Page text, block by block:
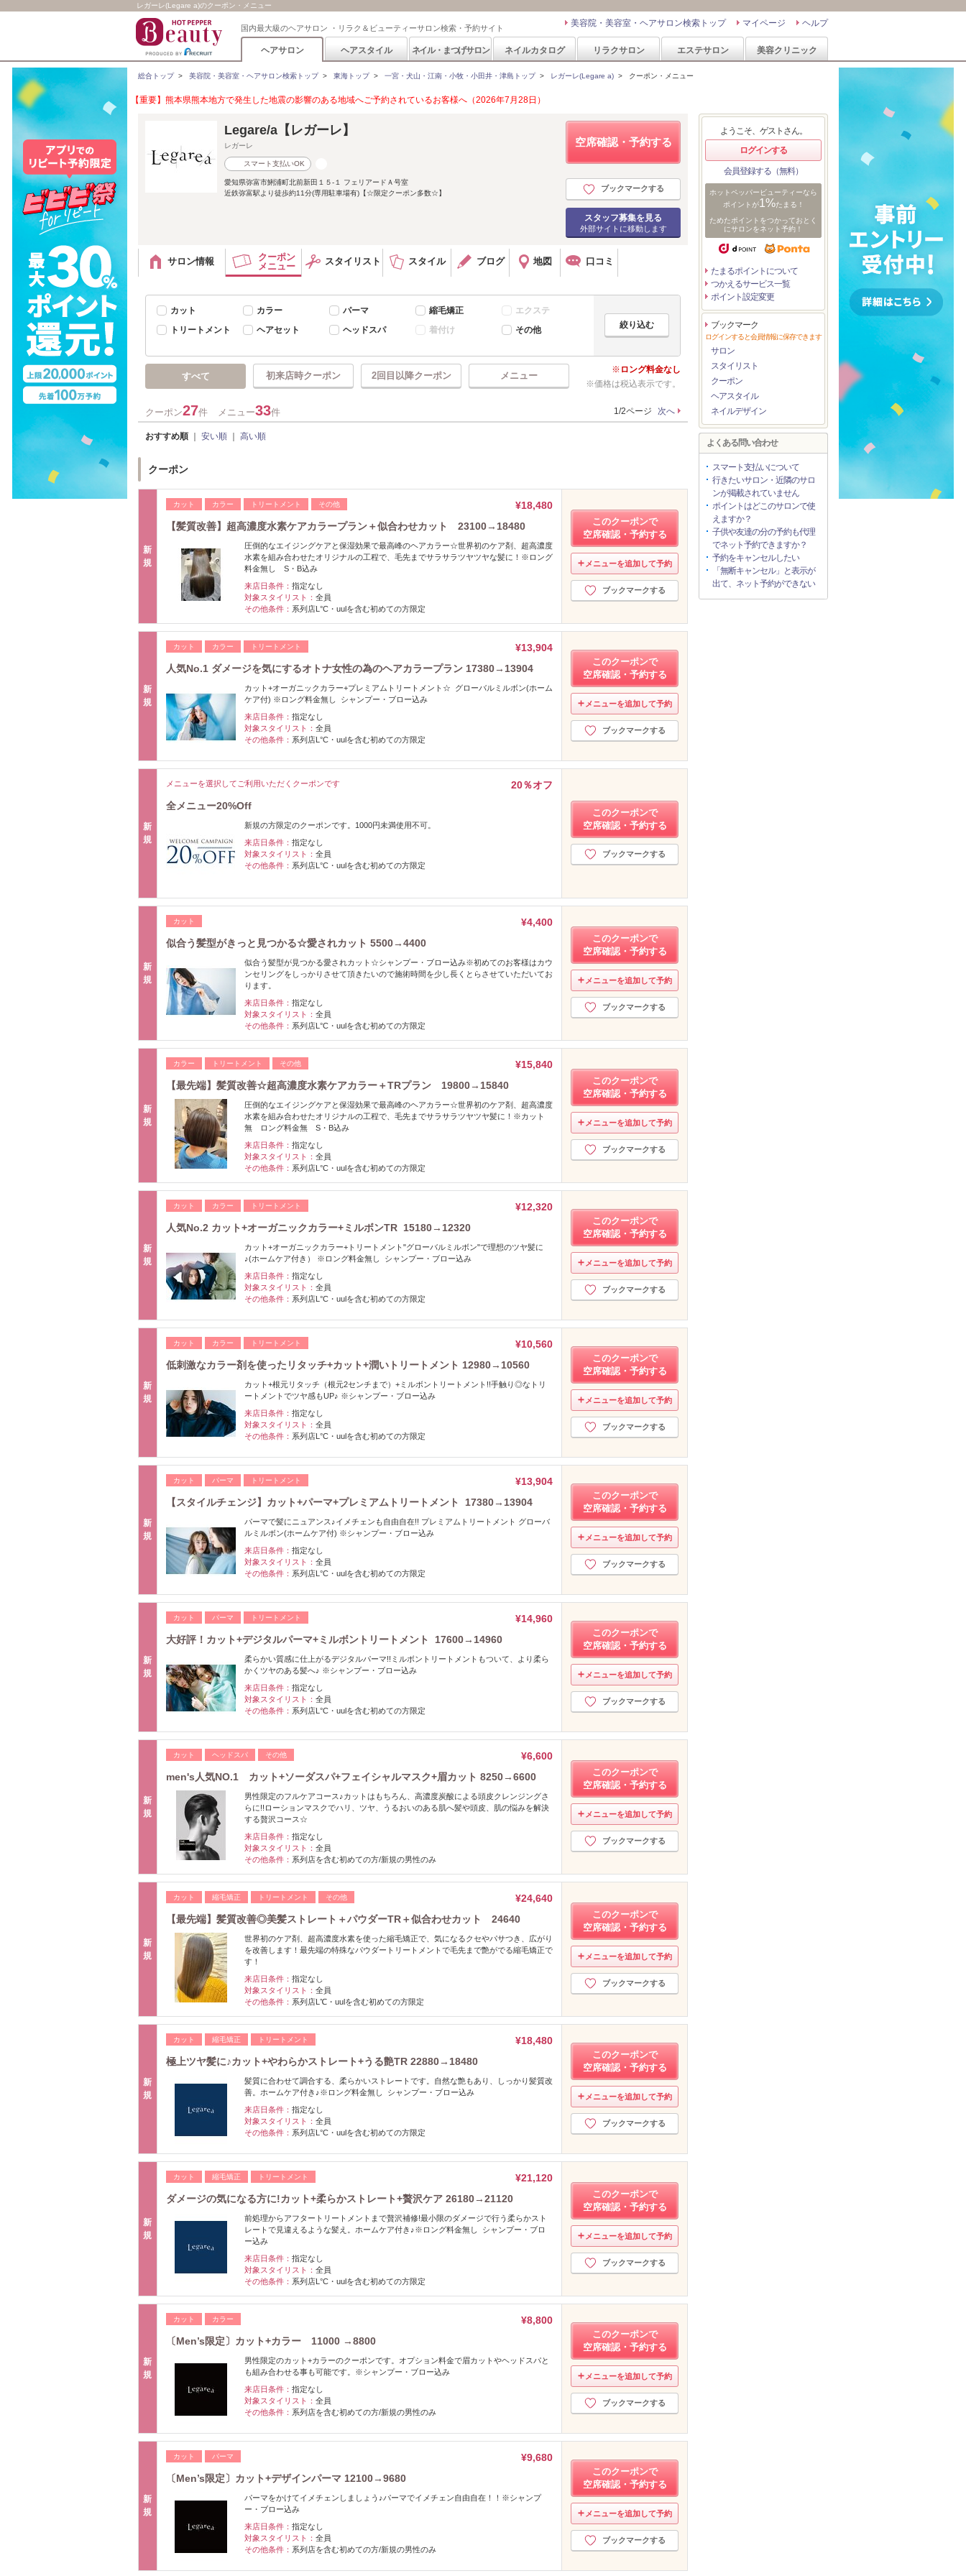
レガーレ(Legare a)のクーポン・メニュー
国内最大級のヘアサロン ・リラク＆ビューティーサロン検索・予約サイト ヘルプ
マイページ
美容院・美容室・ヘアサロン検索トップ
ヘアサロン ヘアスタイル ネイル・まつげサロン ネイルカタログ リラクサロン エステサロン 美容クリニック
総合トップ> 美容院・美容室・ヘアサロン検索トップ> 東海トップ> 一宮・犬山・江南・小牧・小田井・津島トップ> レガーレ(Legare a) > クーポン・メニュー
【重要】熊本県熊本地方で発生した地震の影響のある地域へご予約されているお客様へ（2026年7月28日）
空席確認・予約する
ブックマークする
スタッフ募集を見る
外部サイトに移動します
Legare/a【レガーレ】
レガーレ
スマート支払いOK
愛知県弥富市鯏浦町北前新田１５‐１ フェリアードＡ号室
近鉄弥富駅より徒歩約11分(専用駐車場有)【☆限定クーポン多数☆】
サロン情報
クーポン
メニュー
スタイリスト スタイル ブログ 地図 口コミ
カット カラー パーマ 縮毛矯正
エクステ
トリートメント
ヘアセット ヘッドスパ 着付け その他
すべて 初来店時クーポン 2回目以降クーポン メニュー
ロング料金なし
価格は税込表示です。
クーポン27件 メニュー33件 1/2ページ 次へ
おすすめ順 ｜ 安い順 ｜ 高い順
クーポン
新
規
カット カラー トリートメント その他
¥18,480
【髪質改善】超高濃度水素ケアカラープラン＋似合わせカット 23100→18480
圧倒的なエイジングケアと保湿効果で最高峰のヘアカラー☆世界初のケア剤、超高濃度
水素を組み合わせたオリジナルの工程で、毛先までサラサラツヤツヤな髪に！※ロング
料金無し S・B込み
来店日条件： 指定なし
対象スタイリスト： 全員
その他条件： 系列店L°C・uulを含む初めての方限定
このクーポンで
空席確認・予約する
メニューを追加して予約
ブックマークする
新
規
カット カラー トリートメント
¥13,904
人気No.1 ダメージを気にするオトナ女性の為のヘアカラープラン 17380→13904
カット+オーガニックカラー+プレミアムトリートメント☆ グローバルミルボン(ホーム
ケア付) ※ロング料金無し シャンプー・ブロー込み
来店日条件： 指定なし
対象スタイリスト： 全員
その他条件： 系列店L°C・uulを含む初めての方限定
このクーポンで
空席確認・予約する
メニューを追加して予約
ブックマークする
新
規
メニューを選択してご利用いただくクーポンです
20％オフ
全メニュー20%Off
新規の方限定のクーポンです。1000円未満使用不可。
来店日条件： 指定なし
対象スタイリスト： 全員
その他条件： 系列店L°C・uulを含む初めての方限定
このクーポンで
空席確認・予約する
ブックマークする
新
規
カット
¥4,400
似合う髪型がきっと見つかる☆愛されカット 5500→4400
似合う髪型が見つかる愛されカット☆シャンプー・ブロー込み※初めてのお客様はカウ
ンセリングをしっかりさせて頂きたいので施術時間を少し長くとらさせていただいてお
ります。
来店日条件： 指定なし
対象スタイリスト： 全員
その他条件： 系列店L°C・uulを含む初めての方限定
このクーポンで
空席確認・予約する
メニューを追加して予約
ブックマークする
新
規
カラー トリートメント その他
¥15,840
【最先端】髪質改善☆超高濃度水素ケアカラー＋TRプラン 19800→15840
圧倒的なエイジングケアと保湿効果で最高峰のヘアカラー☆世界初のケア剤、超高濃度
水素を組み合わせたオリジナルの工程で、毛先までサラサラツヤツヤ髪に！※カット
無 ロング料金無 S・B込み
来店日条件： 指定なし
対象スタイリスト： 全員
その他条件： 系列店L°C・uulを含む初めての方限定
このクーポンで
空席確認・予約する
メニューを追加して予約
ブックマークする
新
規
カット カラー トリートメント
¥12,320
人気No.2 カット+オーガニックカラー+ミルボンTR 15180→12320
カット+オーガニックカラー+トリートメント"グローバルミルボン"で理想のツヤ髪に
♪(ホームケア付き） ※ロング料金無し シャンプー・ブロー込み
来店日条件： 指定なし
対象スタイリスト： 全員
その他条件： 系列店L°C・uulを含む初めての方限定
このクーポンで
空席確認・予約する
メニューを追加して予約
ブックマークする
新
規
カット カラー トリートメント
¥10,560
低刺激なカラー剤を使ったリタッチ+カット+潤いトリートメント 12980→10560
カット+根元リタッチ（根元2センチまで）+ミルボントリートメント!!手触り◎なトリ
ートメントでツヤ感もUP♪ ※シャンプー・ブロー込み
来店日条件： 指定なし
対象スタイリスト： 全員
その他条件： 系列店L°C・uulを含む初めての方限定
このクーポンで
空席確認・予約する
メニューを追加して予約
ブックマークする
新
規
カット パーマ トリートメント
¥13,904
【スタイルチェンジ】カット+パーマ+プレミアムトリートメント 17380→13904
パーマで髪にニュアンス♪イメチェンも自由自在!! プレミアムトリートメント グローバ
ルミルボン(ホームケア付) ※シャンプー・ブロー込み
来店日条件： 指定なし
対象スタイリスト： 全員
その他条件： 系列店L°C・uulを含む初めての方限定
このクーポンで
空席確認・予約する
メニューを追加して予約
ブックマークする
新
規
カット パーマ トリートメント
¥14,960
大好評！カット+デジタルパーマ+ミルボントリートメント 17600→14960
柔らかい質感に仕上がるデジタルパーマ!!ミルボントリートメントもついて、より柔ら
かくツヤのある髪へ♪ ※シャンプー・ブロー込み
来店日条件： 指定なし
対象スタイリスト： 全員
その他条件： 系列店L°C・uulを含む初めての方限定
このクーポンで
空席確認・予約する
メニューを追加して予約
ブックマークする
新
規
カット ヘッドスパ その他
¥6,600
men's人気NO.1 カット+ソーダスパ+フェイシャルマスク+眉カット 8250→6600
男性限定のフルケアコース♪カットはもちろん、高濃度炭酸による頭皮クレンジングさ
らに!!ローションマスクでハリ、ツヤ、うるおいのある肌へ髪や頭皮、肌の悩みを解決
する贅沢コース☆
来店日条件： 指定なし
対象スタイリスト： 全員
その他条件： 系列店を含む初めての方/新規の男性のみ
このクーポンで
空席確認・予約する
メニューを追加して予約
ブックマークする
新
規
カット 縮毛矯正 トリートメント その他
¥24,640
【最先端】髪質改善◎美髪ストレート＋パウダーTR＋似合わせカット 24640
世界初のケア剤、超高濃度水素を使った縮毛矯正で、気になるクセやパサつき、広がり
を改善します！最先端の特殊なパウダートリートメントで毛先まで艶がでる縮毛矯正で
す！
来店日条件： 指定なし
対象スタイリスト： 全員
その他条件： 系列店L℃・uulを含む初めての方限定
このクーポンで
空席確認・予約する
メニューを追加して予約
ブックマークする
新
規
カット 縮毛矯正 トリートメント
¥18,480
極上ツヤ髪に♪カット+やわらかストレート+うる艶TR 22880→18480
髪質に合わせて調合する、柔らかいストレートです。自然な艶もあり、しっかり髪質改
善。ホームケア付き♪※ロング料金無し シャンプー・ブロー込み
来店日条件： 指定なし
対象スタイリスト： 全員
その他条件： 系列店L°C・uulを含む初めての方限定
このクーポンで
空席確認・予約する
メニューを追加して予約
ブックマークする
新
規
カット 縮毛矯正 トリートメント
¥21,120
ダメージの気になる方に!カット+柔らかストレート+贅沢ケア 26180→21120
前処理からアフタートリートメントまで贅沢補修!最小限のダメージで行う柔らかスト
レートで見違えるような髪え。ホームケア付き♪※ロング料金無し シャンプー・ブロ
ー込み
来店日条件： 指定なし
対象スタイリスト： 全員
その他条件： 系列店L°C・uulを含む初めての方限定
このクーポンで
空席確認・予約する
メニューを追加して予約
ブックマークする
新
規
カット カラー
¥8,800
〔Men’s限定〕カット+カラー 11000 →8800
男性限定のカット+カラーのクーポンです。オプション料金で眉カットやヘッドスパと
も組み合わせる事も可能です。※シャンプー・ブロー込み
来店日条件： 指定なし
対象スタイリスト： 全員
その他条件： 系列店を含む初めての方/新規の男性のみ
このクーポンで
空席確認・予約する
メニューを追加して予約
ブックマークする
新
規
カット パーマ
¥9,680
〔Men’s限定〕カット+デザインパーマ 12100→9680
パーマをかけてイメチェンしましょう♪パーマでイメチェン自由自在！！※シャンプ
ー・ブロー込み
来店日条件： 指定なし
対象スタイリスト： 全員
その他条件： 系列店を含む初めての方/新規の男性のみ
このクーポンで
空席確認・予約する
メニューを追加して予約
ブックマークする
ようこそ、ゲストさん。
ログインする
会員登録する（無料）
ホットペッパービューティーなら
ポイントが1%たまる！
ためたポイントをつかっておとく
にサロンをネット予約！
たまるポイントについて
つかえるサービス一覧
ポイント設定変更
ブックマーク
ログインすると会員情報に保存できます
サロン
スタイリスト
クーポン
ヘアスタイル
ネイルデザイン
よくある問い合わせ
スマート支払いについて
行きたいサロン・近隣のサロ
ンが掲載されていません
ポイントはどこのサロンで使
えますか？
子供や友達の分の予約も代理
でネット予約できますか？
予約をキャンセルしたい
「無断キャンセル」と表示が
出て、ネット予約ができない